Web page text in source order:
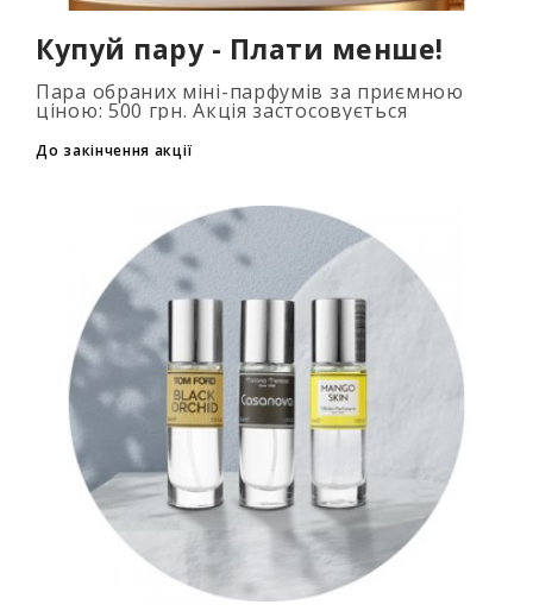
Купуй пару - Плати менше!
Пара обраних міні-парфумів за приємною
ціною: 500 грн. Акція застосовується
флаконів у кошик. Кількість товарів
обмежена..
До закінчення акції